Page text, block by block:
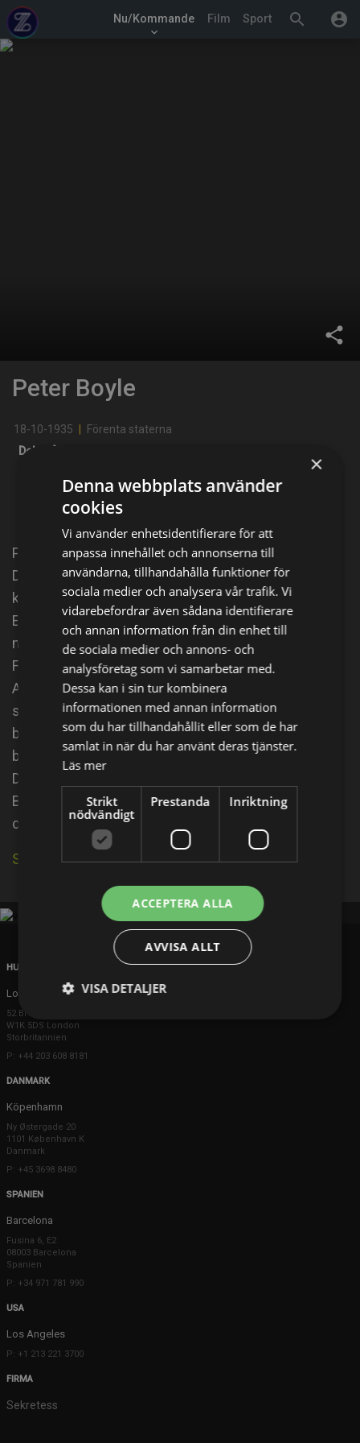
search account_circle
Nu/Kommande
keyboard_arrow_down
Film Sport
share
Peter Boyle
18-10-1935
Förenta staterna
Dela på
Facebook
Peter Lawrence Boyle, Jr. (October 18, 1935 –
December 12, 2006) was an American actor, best
known for his role as Frank Barone on the sitcom
Everybody Loves Raymond, and as a comical
monster in Mel Brooks' film spoof Young
Frankenstein (1974). Boyle, who won an Emmy
Award in 1996 for a guest-starring role on the
science-fiction drama The X-Files, won praise in
both comedic and dramatic parts following his
breakthrough performance in the 1970 film Joe.
Description above from the Wikipedia article Peter
Boyle, licensed under CC-BY-SA, full list of
contributors on Wikipedia.
Se källa på IMDb
HUVUDKONTOR
London
52 Brook Street
W1K 5DS London
Storbritannien
P: +44 203 608 8181
DANMARK
Köpenhamn
Ny Østergade 20
1101 København K
Danmark
P: +45 3698 8480
SPANIEN
Barcelona
Fusina 6, E2
08003 Barcelona
Spanien
P: +34 971 781 990
USA
Los Angeles
P: +1 213 221 3700
FIRMA
Sekretess
×
Denna webbplats använder
cookies
Vi använder enhetsidentifierare för att
anpassa innehållet och annonserna till
användarna, tillhandahålla funktioner för
sociala medier och analysera vår trafik. Vi
vidarebefordrar även sådana identifierare
och annan information från din enhet till
de sociala medier och annons- och
analysföretag som vi samarbetar med.
Dessa kan i sin tur kombinera
informationen med annan information
som du har tillhandahållit eller som de har
samlat in när du har använt deras tjänster.
Läs mer
Strikt
nödvändigt
Prestanda Inriktning
ACCEPTERA ALLA
AVVISA ALLT
VISA DETALJER